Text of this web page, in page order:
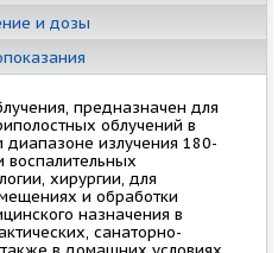
и дозы
предназначен для
облучений в
излучения 180-
хирургии, для
и обработки
назначения в
санаторно-